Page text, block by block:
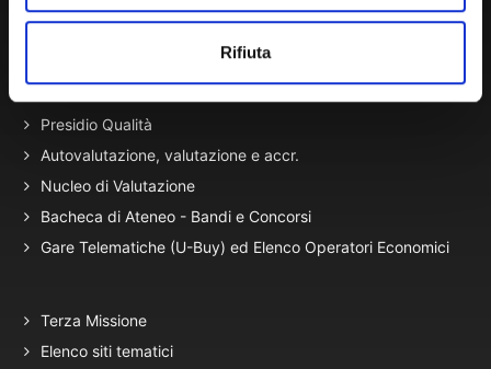
Rifiuta
Presidio Qualità
Autovalutazione, valutazione e accr.
Nucleo di Valutazione
Bacheca di Ateneo - Bandi e Concorsi
Gare Telematiche (U-Buy) ed Elenco Operatori Economici
Terza Missione
Elenco siti tematici